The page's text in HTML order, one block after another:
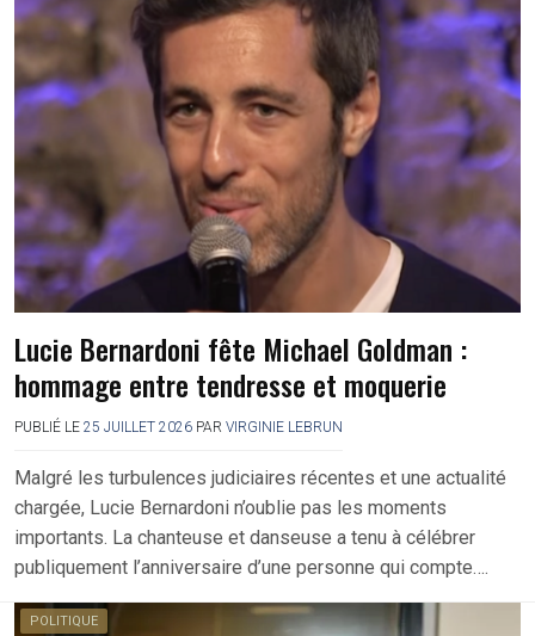
Lucie Bernardoni fête Michael Goldman :
hommage entre tendresse et moquerie
PUBLIÉ LE 25 JUILLET 2026 PAR VIRGINIE LEBRUN
Malgré les turbulences judiciaires récentes et une actualité
chargée, Lucie Bernardoni n’oublie pas les moments
importants. La chanteuse et danseuse a tenu à célébrer
publiquement l’anniversaire d’une personne qui compte….
POLITIQUE